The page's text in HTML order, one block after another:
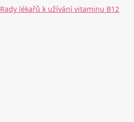
Rady lékařů k užívání vitaminu B12